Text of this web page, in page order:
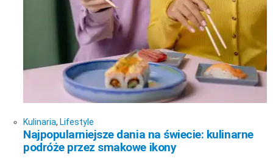
Kulinaria, Lifestyle
Najpopularniejsze dania na świecie: kulinarne
podróże przez smakowe ikony